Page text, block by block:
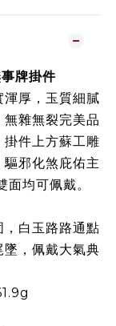
牌掛件
厚，玉質細膩
雜無裂完美品
掛件上方蘇工雕
邪化煞庇佑主
均可佩戴。
白玉路路通點
，佩戴大氣典